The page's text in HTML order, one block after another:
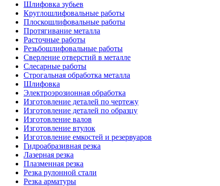
Шлифовка зубьев
Круглошлифовальные работы
Плоскошлифовальные работы
Протягивание металла
Расточные работы
Резьбошлифовальные работы
Сверление отверстий в металле
Слесарные работы
Строгальная обработка металла
Шлифовка
Электроэрозионная обработка
Изготовление деталей по чертежу
Изготовление деталей по образцу
Изготовление валов
Изготовление втулок
Изготовление емкостей и резервуаров
Гидроабразивная резка
Лазерная резка
Плазменная резка
Резка рулонной стали
Резка арматуры